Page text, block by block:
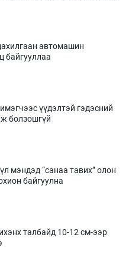
автомашин
байгууллаа
үүдэлтэй гэдэсний
болзошгүй
мэндэд “санаа тавих” олон
байгуулна
талбайд 10-12 см-ээр